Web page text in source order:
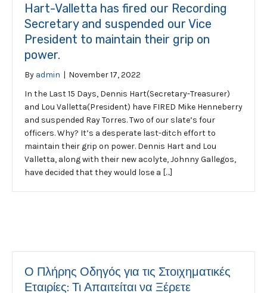
Hart-Valletta has fired our Recording
Secretary and suspended our Vice
President to maintain their grip on
power.
By admin | November 17, 2022
In the Last 15 Days, Dennis Hart(Secretary-Treasurer)
and Lou Valletta(President) have FIRED Mike Henneberry
and suspended Ray Torres. Two of our slate’s four
officers. Why? It’s a desperate last-ditch effort to
maintain their grip on power. Dennis Hart and Lou
Valletta, along with their new acolyte, Johnny Gallegos,
have decided that they would lose a […]
Ο Πλήρης Οδηγός για τις Στοιχηματικές
Εταιρίες: Τι Απαιτείται να Ξέρετε